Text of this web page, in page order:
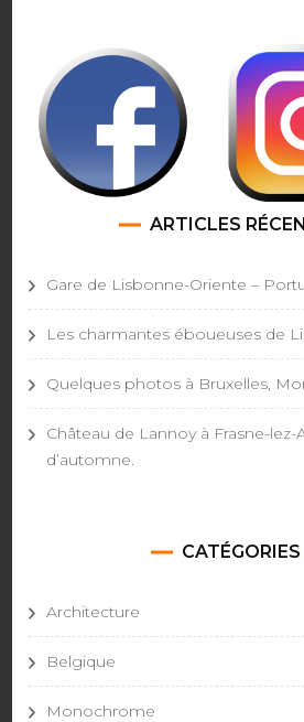
ARTICLES
Gare de Lisbonne-Oriente –
Les charmantes éboueuses de
Quelques photos à Bruxelles,
Château de Lannoy à Frasne-lez-
d’automne.
CATÉGORIES
Architecture
Belgique
Monochrome